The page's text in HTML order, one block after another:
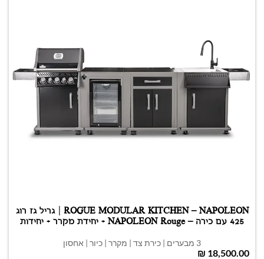
ROGUE MODULAR KITCHEN – NAPOLEON | גריל גז רוג
425 עם כירה – NAPOLEON Rouge + יחידת מקרר + יחידות
3 מבערים | כירת צד | מקרר | כיור | אחסון
₪